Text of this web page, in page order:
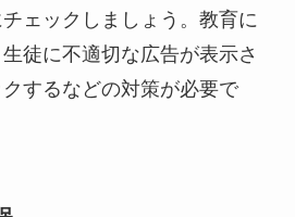
ェックしましょう。教育に
徒に不適切な広告が表示さ
するなどの対策が必要で